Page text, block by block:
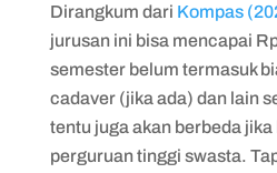
Dirangkum dari Kompas
jurusan ini bisa mencapai
semester belum termasuk
cadaver (jika ada) dan lain
tentu juga akan berbeda jika
perguruan tinggi swasta.